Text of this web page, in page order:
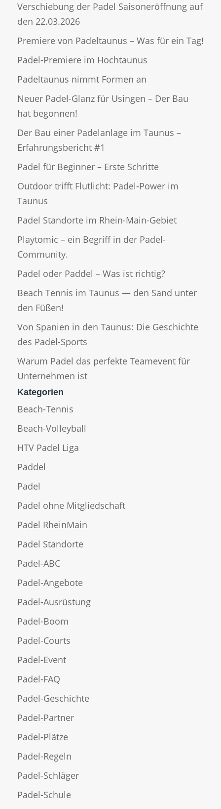
Verschiebung der Padel Saisoneröffnung auf
den 22.03.2026
Premiere von Padeltaunus – Was für ein Tag!
Padel-Premiere im Hochtaunus
Padeltaunus nimmt Formen an
Neuer Padel-Glanz für Usingen – Der Bau
hat begonnen!
Der Bau einer Padelanlage im Taunus –
Erfahrungsbericht #1
Padel für Beginner – Erste Schritte
Outdoor trifft Flutlicht: Padel-Power im
Taunus
Padel Standorte im Rhein-Main-Gebiet
Playtomic – ein Begriff in der Padel-
Community.
Padel oder Paddel – Was ist richtig?
Beach Tennis im Taunus — den Sand unter
den Füßen!
Von Spanien in den Taunus: Die Geschichte
des Padel-Sports
Warum Padel das perfekte Teamevent für
Unternehmen ist
Kategorien
Beach-Tennis
Beach-Volleyball
HTV Padel Liga
Paddel
Padel
Padel ohne Mitgliedschaft
Padel RheinMain
Padel Standorte
Padel-ABC
Padel-Angebote
Padel-Ausrüstung
Padel-Boom
Padel-Courts
Padel-Event
Padel-FAQ
Padel-Geschichte
Padel-Partner
Padel-Plätze
Padel-Regeln
Padel-Schläger
Padel-Schule